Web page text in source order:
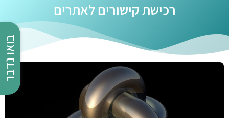
רכישת קישורים לאתרים
בואו נדבר